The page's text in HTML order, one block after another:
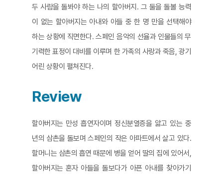
두 사람을 돌봐야 하는 나의 할아버지. 그 둘을 돌볼 능력
이 없는 할아버지는 아내와 아들 중 한 명 만을 선택해야
하는 상황에 직면한다. 스페인 음악의 선율과 인물들의 무
기력한 표정이 대비를 이루며 한 가족의 사랑과 죽음, 광기
어린 상황이 펼쳐진다.
Review
할아버지는 만성 흡연자이며 정신분열증을 앓고 있는 중
년의 삼촌을 돌보며 스페인의 작은 아파트에서 살고 있다.
할머니는 삼촌의 흡연 때문에 병을 얻어 딸의 집에 있어서,
할아버지는 혼자 아들을 돌보다가 아픈 아내를 찾아가기